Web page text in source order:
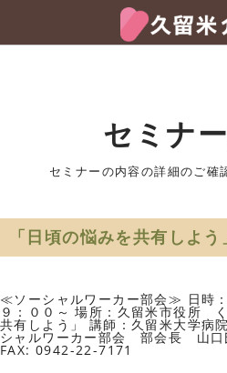
セミナ
セミナーの内容の詳細のご確
「日頃の悩みを共有しよう
≪ソーシャルワーカー部会≫ 日時
９：００～ 場所：久留米市役所
共有しよう」 講師：久留米大学
シャルワーカー部会 部会長 山
FAX: 0942-22-7171